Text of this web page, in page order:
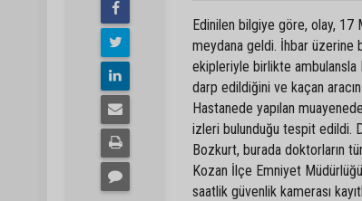
Edinilen bilgiye göre, olay, 17
meydana geldi. İhbar üzerine
ekipleriyle birlikte ambulansla
darp edildiğini ve kaçan aracın
Hastanede yapılan
izleri bulunduğu tespit edildi.
Bozkurt, burada doktorların
Kozan İlçe Emniyet
saatlik güvenlik kamerası